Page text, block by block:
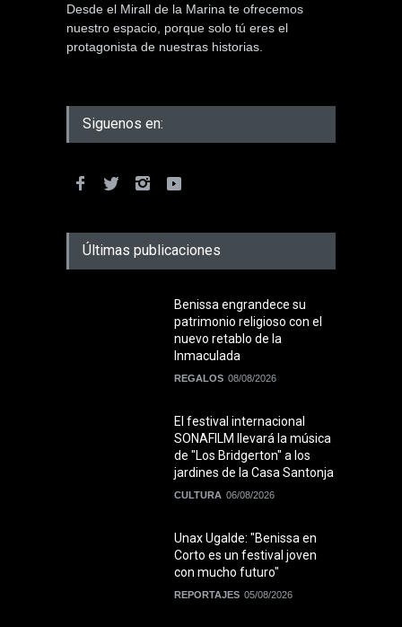
Desde el Mirall de la Marina te ofrecemos
nuestro espacio, porque solo tú eres el
protagonista de nuestras historias.
Siguenos en:
Últimas publicaciones
Benissa engrandece su
patrimonio religioso con el
nuevo retablo de la
Inmaculada
REGALOS 08/08/2026
El festival internacional
SONAFILM llevará la música
de "Los Bridgerton" a los
jardines de la Casa Santonja
CULTURA 06/08/2026
Unax Ugalde: "Benissa en
Corto es un festival joven
con mucho futuro"
REPORTAJES 05/08/2026